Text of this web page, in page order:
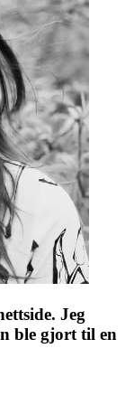
Jeg
ble gjort til en